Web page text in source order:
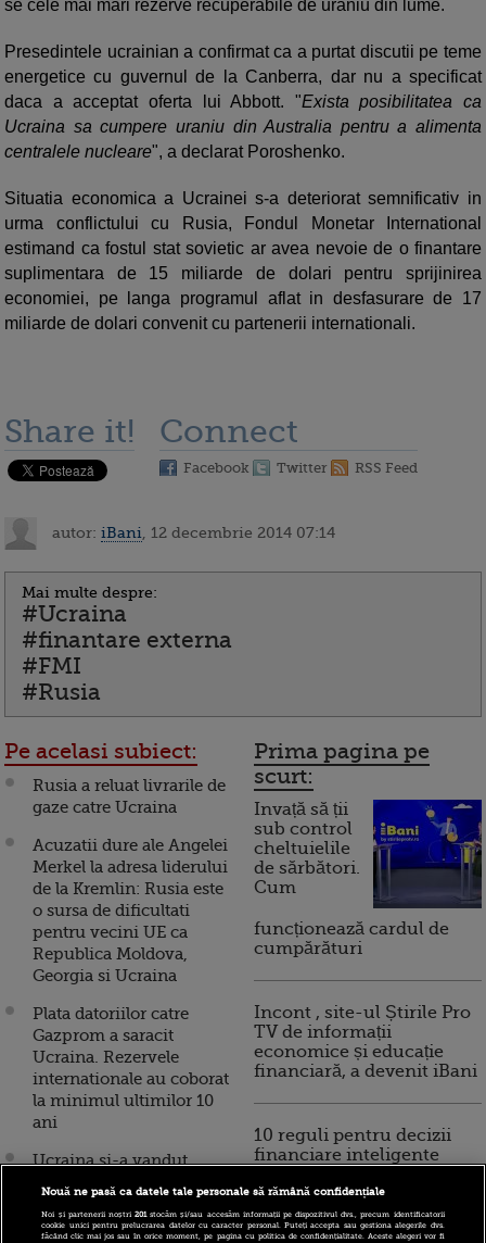
se cele mai mari rezerve recuperabile de uraniu din lume.
Presedintele ucrainian a confirmat ca a purtat discutii pe teme
energetice cu guvernul de la Canberra, dar nu a specificat
daca a acceptat oferta lui Abbott. "Exista posibilitatea ca
Ucraina sa cumpere uraniu din Australia pentru a alimenta
centralele nucleare", a declarat Poroshenko.
Situatia economica a Ucrainei s-a deteriorat semnificativ in
urma conflictului cu Rusia, Fondul Monetar International
estimand ca fostul stat sovietic ar avea nevoie de o finantare
suplimentara de 15 miliarde de dolari pentru sprijinirea
economiei, pe langa programul aflat in desfasurare de 17
miliarde de dolari convenit cu partenerii internationali.
Share it! Connect
Facebook Twitter RSS Feed
autor: iBani , 12 decembrie 2014 07:14
Mai multe despre:
#Ucraina
#finantare externa
#FMI
#Rusia
Pe acelasi subiect:
Rusia a reluat livrarile de
gaze catre Ucraina
Acuzatii dure ale Angelei
Merkel la adresa liderului
de la Kremlin: Rusia este
o sursa de dificultati
pentru vecini UE ca
Republica Moldova,
Georgia si Ucraina
Plata datoriilor catre
Gazprom a saracit
Ucraina. Rezervele
internationale au coborat
la minimul ultimilor 10
ani
Ucraina si-a vandut
aurul, pentru a face fata
rezerva. Cum este folosit
Prima pagina pe
scurt:
Invață să ții
sub control
cheltuielile
de sărbători.
Cum
funcționează cardul de
cumpărături
Incont , site-ul Știrile Pro
TV de informații
economice și educație
financiară, a devenit iBani
10 reguli pentru decizii
financiare inteligente
Nouă ne pasă ca datele tale personale să rămână confidențiale
Noi și partenerii noștri201stocăm și/sau accesăm informații pe dispozitivul dvs., precum identificatorii
cookie unici pentru prelucrarea datelor cu caracter personal. Puteți accepta sau gestiona alegerile dvs.
făcând clic mai jos sau în orice moment, pe pagina cu politica de confidențialitate. Aceste alegeri vor fi